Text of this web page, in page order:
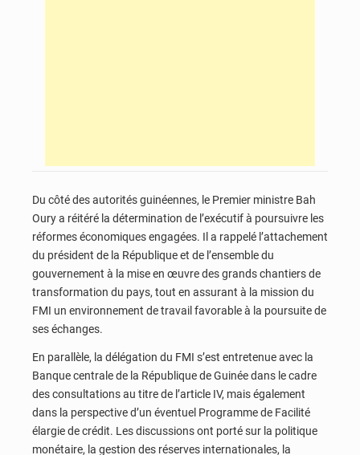
Du côté des autorités guinéennes, le Premier ministre Bah
Oury a réitéré la détermination de l’exécutif à poursuivre les
réformes économiques engagées. Il a rappelé l’attachement
du président de la République et de l’ensemble du
gouvernement à la mise en œuvre des grands chantiers de
transformation du pays, tout en assurant à la mission du
FMI un environnement de travail favorable à la poursuite de
ses échanges.
En parallèle, la délégation du FMI s’est entretenue avec la
Banque centrale de la République de Guinée dans le cadre
des consultations au titre de l’article IV, mais également
dans la perspective d’un éventuel Programme de Facilité
élargie de crédit. Les discussions ont porté sur la politique
monétaire, la gestion des réserves internationales, la